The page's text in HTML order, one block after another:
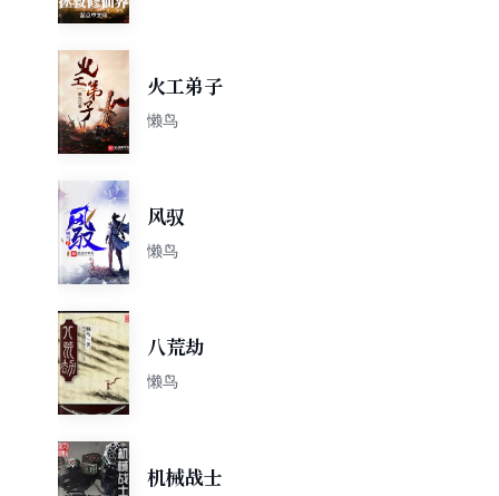
火工弟子
懒鸟
风驭
懒鸟
八荒劫
懒鸟
机械战士